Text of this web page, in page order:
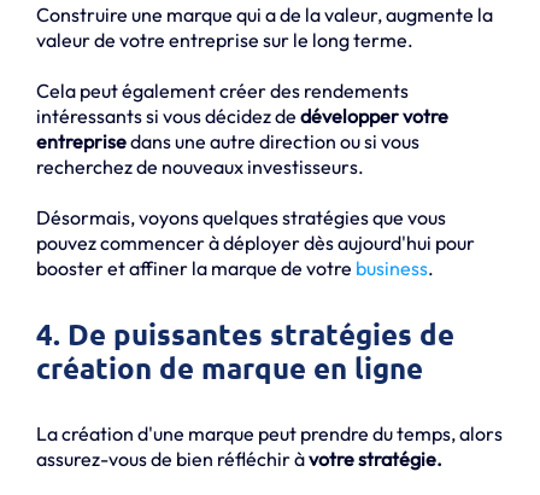
Construire une marque qui a de la valeur, augmente la
valeur de votre entreprise sur le long terme.
Cela peut également créer des rendements
intéressants si vous décidez de développer votre
entreprisedans une autre direction ou si vous
recherchez de nouveaux investisseurs.
Désormais, voyons quelques stratégies que vous
pouvez commencer à déployer dès aujourd'hui pour
booster et affiner la marque de votre business.
4. De puissantes stratégies de
création de marque en ligne
La création d'une marque peut prendre du temps, alors
assurez-vous de bien réfléchir àvotre stratégie.